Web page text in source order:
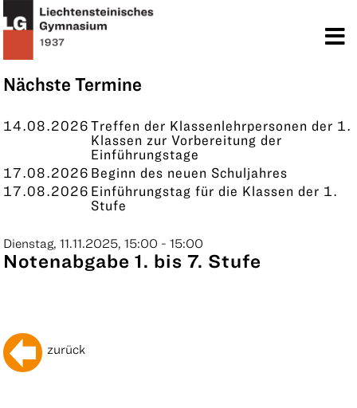
Nächste Termine
14.08.2026Treffen der Klassenlehrpersonen der 1.
Klassen zur Vorbereitung der
Einführungstage
17.08.2026 Beginn des neuen Schuljahres
17.08.2026 Einführungstag für die Klassen der 1.
Stufe
KONTAKT
Dienstag, 11.11.2025, 15:00 - 15:00
Notenabgabe 1. bis 7. Stufe
zurück